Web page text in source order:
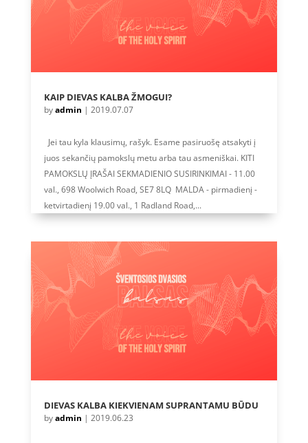
KAIP DIEVAS KALBA ŽMOGUI?
byadmin | 2019.07.07
Jei tau kyla klausimų, rašyk. Esame pasiruošę atsakyti į
juos sekančių pamokslų metu arba tau asmeniškai. KITI
PAMOKSLŲ ĮRAŠAI SEKMADIENIO SUSIRINKIMAI - 11.00
val., 698 Woolwich Road, SE7 8LQ MALDA - pirmadienį -
ketvirtadienį 19.00 val., 1 Radland Road,...
DIEVAS KALBA KIEKVIENAM SUPRANTAMU BŪDU
byadmin | 2019.06.23